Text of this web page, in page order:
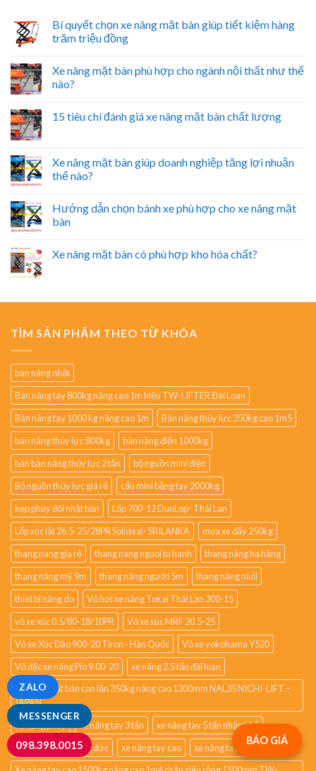
MESSENGER
ZALO
098.398.0015
Bí quyết chọn xe nâng mặt bàn giúp tiết kiệm hàng
trăm triệu đồng
Xe nâng mặt bàn phù hợp cho ngành nội thất như thế
nào?
15 tiêu chí đánh giá xe nâng mặt bàn chất lượng
Xe nâng mặt bàn giúp doanh nghiệp tăng lợi nhuận
thế nào?
Hướng dẫn chọn bánh xe phù hợp cho xe nâng mặt
bàn
Xe nâng mặt bàn có phù hợp kho hóa chất?
TÌM SẢN PHẨM THEO TỪ KHÓA
bàn nâng nhật
Bàn nâng tay 800kg nâng cao 1m hiệu TW-LIFTER Đài Loan
Bàn nâng tay 1000 kg nâng cao 1m
Bàn nâng thủy lực 350kg cao 1m5
bàn nâng thủy lực 800kg
bàn nâng điện 1000kg
bán bàn nâng thủy lực 2 tấn
bộ nguồn mini điện
Bộ nguồn thủy lực giá rẻ
cẩu mini bằng tay 2000kg
kẹp phuy đôi nhật bản
Lốp 700-12 DunLop- Thái Lan
Lốp xúc lật 26.5-25/28PR Solideal- SRILANKA
mua xe đẩy 250kg
thang nang gia rẻ
thang nang nguoi tu hanh
thang nâng hạ hàng
thang nâng mỹ 9m
thang nâng người 5m
thang nâng niuli
thiet bi nâng do
Vỏ hơi xe nâng Tokai Thái Lan 300-15
vỏ xe xúc 0.5/80-18/10PR
Vỏ xe xúc MRF 20.5-25
Vỏ xe Xúc Đào 900-20 Tiron - Hàn Quốc
Vỏ xe yokohama Y520
Vỏ đặc xe nâng Pio 9.00-20
xe nâng 2.5 tấn đài loan
Xe nâng mặt bàn con lăn 350kg nâng cao 1300mm NAL35 NICHI-LIFT –
JAPAN
xe nâng phuy
xe nâng tay 3 tấn
xe nâng tay 5 tấn nhập khẩ
Xe nâng tay 2500kg đức
xe nâng tay cao
xe nâng tay cao 1m2
BÁO GIÁ